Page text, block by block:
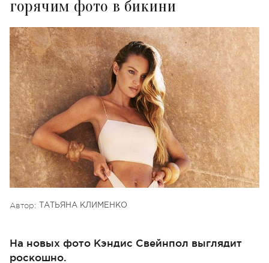
горячим фото в бикини
Автор: ТАТЬЯНА КЛИМЕНКО
На новых фото Кэндис Свейнпол выглядит
роскошно.